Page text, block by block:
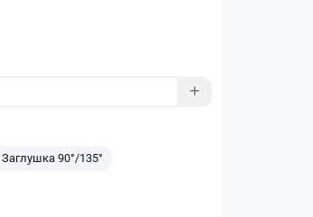
Заглушка 90°/135°